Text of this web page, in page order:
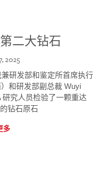
二大钻石
2025
研发部和鉴定所首席执行
和研发部副总裁 Wuyi
究人员检验了一颗重达
钻石原石
多